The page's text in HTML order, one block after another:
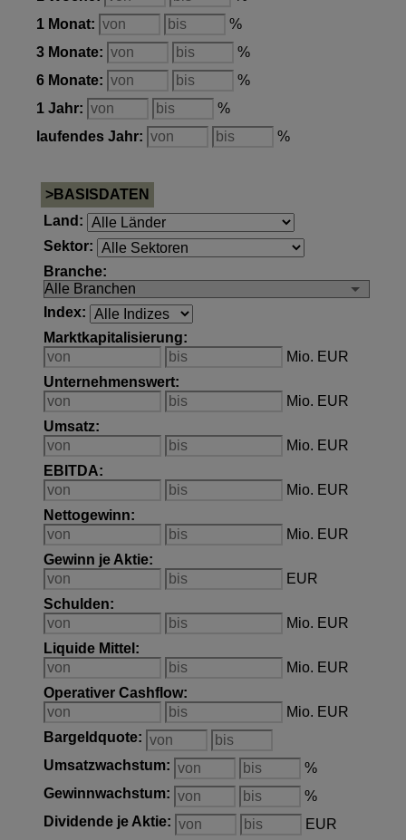
1 Monat:
%
3 Monate:
%
6 Monate:
%
1 Jahr:
%
laufendes Jahr:
%
>BASISDATEN
Land:
Sektor:
Branche:
Index:
Marktkapitalisierung:
Mio. EUR
Unternehmenswert:
Mio. EUR
Umsatz:
Mio. EUR
EBITDA:
Mio. EUR
Nettogewinn:
Mio. EUR
Gewinn je Aktie:
EUR
Schulden:
Mio. EUR
Liquide Mittel :
Mio. EUR
Operativer Cashflow:
Mio. EUR
Bargeldquote:
Umsatzwachstum:
%
Gewinnwachstum:
%
Dividende je Aktie:
EUR